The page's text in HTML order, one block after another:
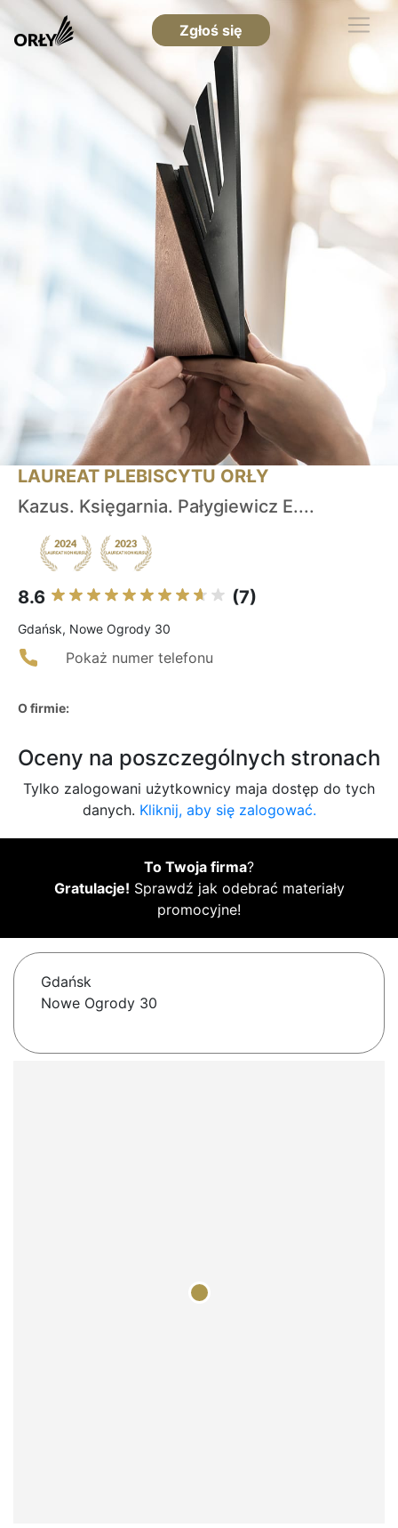
Zgłoś się
LAUREAT PLEBISCYTU ORŁY
Kazus. Księgarnia. Pałygiewicz E....
8.6 (7)
Gdańsk, Nowe Ogrody 30
Pokaż numer telefonu
O firmie:
Oceny na poszczególnych stronach
Tylko zalogowani użytkownicy maja dostęp do tych
danych. Kliknij, aby się zalogować.
To Twoja firma?
Gratulacje! Sprawdź jak odebrać materiały
promocyjne!
Gdańsk
Nowe Ogrody 30